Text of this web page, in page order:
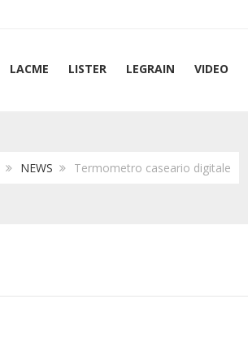
LACME LISTER LEGRAIN VIDEO
NEWS Termometro caseario digitale